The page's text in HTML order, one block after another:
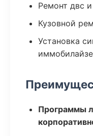
Ремонт двс
Кузовной
Установка
Программы